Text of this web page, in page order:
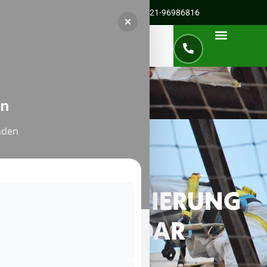
0221-96986816
ASBESTSANIERUNG
IN VALLENDAR